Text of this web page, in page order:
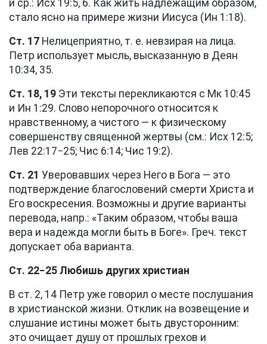
и ср.: Исх 19:5, 6. Как жить надлежащим образом,
стало ясно на примере жизни Иисуса ( Ин 1:18).
Ст. 17 Нелицеприятно, т. е. невзирая на лица.
Петр использует мысль, высказанную в Деян
10:34, 35.
Ст. 18, 19 Эти тексты перекликаются с Мк 10:45
и Ин 1:29. Слово непорочного относится к
нравственному, а чистого — к физическому
совершенству священной жертвы (см.: Исх 12:5;
Лев 22:17−25; Чис 6:14; Чис 19:2).
Ст. 21 Уверовавших через Него в Бога — это
подтверждение благословений смерти Христа и
Его воскресения. Возможны и другие варианты
перевода, напр.: «Таким образом, чтобы ваша
вера и надежда могли быть в Боге». Греч. текст
допускает оба варианта.
Ст. 22−25 Любишь других христиан
В ст. 2, 14 Петр уже говорил о месте послушания
в христианской жизни. Отклик на возвещение и
слушание истины может быть двусторонним:
это очищает душу от прошлых грехов и